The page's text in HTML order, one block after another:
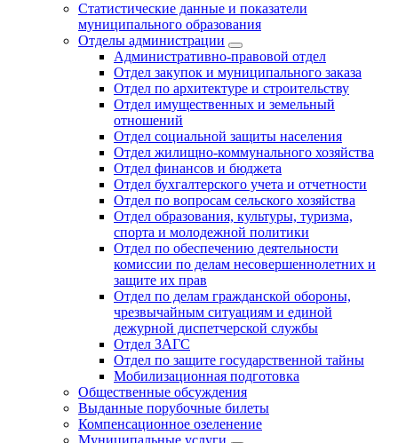
Статистические данные и показатели
муниципального образования
Отделы администрации
Административно-правовой отдел
Отдел закупок и муниципального заказа
Отдел по архитектуре и строительству
Отдел имущественных и земельный
отношений
Отдел социальной защиты населения
Отдел жилищно-коммунального хозяйства
Отдел финансов и бюджета
Отдел бухгалтерского учета и отчетности
Отдел по вопросам сельского хозяйства
Отдел образования, культуры, туризма,
спорта и молодежной политики
Отдел по обеспечению деятельности
комиссии по делам несовершеннолетних и
защите их прав
Отдел по делам гражданской обороны,
чрезвычайным ситуациям и единой
дежурной диспетчерской службы
Отдел ЗАГС
Отдел по защите государственной тайны
Мобилизационная подготовка
Общественные обсуждения
Выданные порубочные билеты
Компенсационное озеленение
Муниципальные услуги